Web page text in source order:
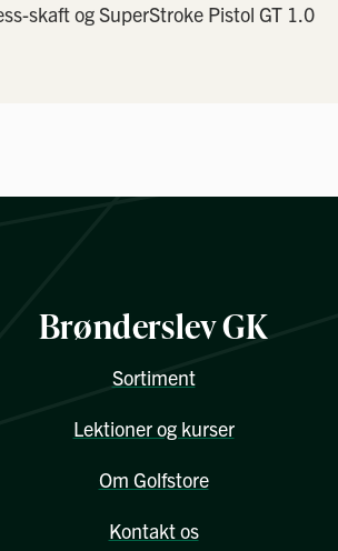
skaft og SuperStroke Pistol GT 1.0
Brønderslev GK
Sortiment
Lektioner og kurser
Om Golfstore
Kontakt os